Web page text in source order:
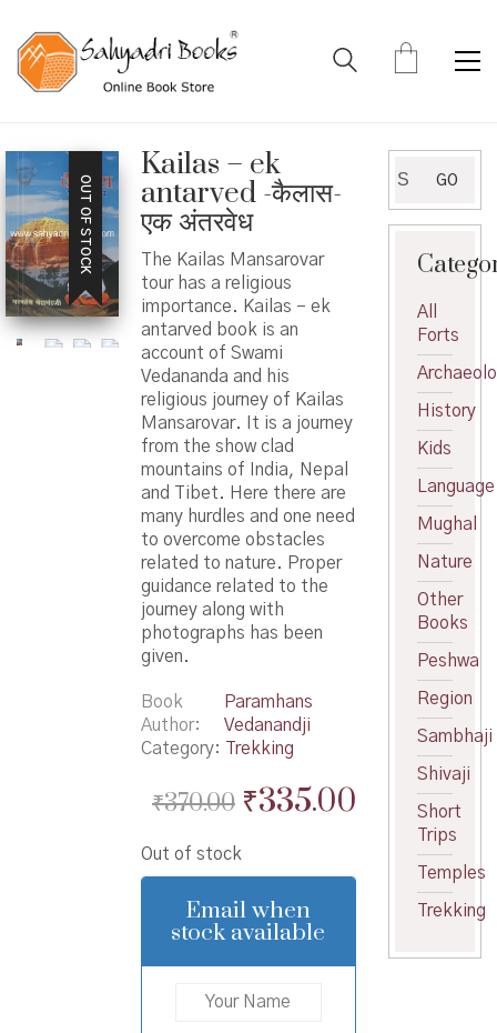
OUT OF STOCK
Kailas – ek
antarved -कैलास-
एक अंतरवेध
The Kailas Mansarovar
tour has a religious
importance. Kailas – ek
antarved book is an
account of Swami
Vedananda and his
religious journey of Kailas
Mansarovar. It is a journey
from the show clad
mountains of India, Nepal
and Tibet. Here there are
many hurdles and one need
to overcome obstacles
related to nature. Proper
guidance related to the
journey along with
photographs has been
given.
Book
Author
Paramhans
Vedanandji
Category: Trekking
₹370.00 Original
was:
₹370.00.
₹335.00Current
price
is:
₹335.00.
Out of stock
Email when
stock available
for:
GO
All
Forts
History
Kids
Language
Mughal
Nature
Other
Books
Peshwa
Region
Sambhaji
Shivaji
Short
Trips
Temples
Trekking